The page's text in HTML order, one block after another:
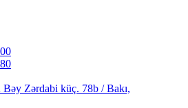
Bəy Zərdabi küç. 78b / Bakı,